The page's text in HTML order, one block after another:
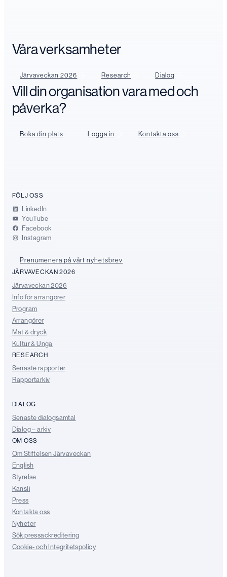
Våra verksamheter
Järvaveckan 2026 Research Dialog
Vill din organisation vara med och
påverka?
Boka din plats Logga in Kontakta oss
FÖLJ OSS
LinkedIn
YouTube
Facebook
Instagram
Prenumenera på vårt nyhetsbrev
JÄRVAVECKAN 2026
Järvaveckan 2026
Info för arrangörer
Program
Arrangörer
Mat & dryck
Kultur & Unga
RESEARCH
Senaste rapporter
Rapportarkiv
DIALOG
Senaste dialogsamtal
Dialog – arkiv
OM OSS
Om Stiftelsen Järvaveckan
English
Styrelse
Kansli
Press
Kontakta oss
Nyheter
Sök pressackreditering
Cookie- och Integritetspolicy